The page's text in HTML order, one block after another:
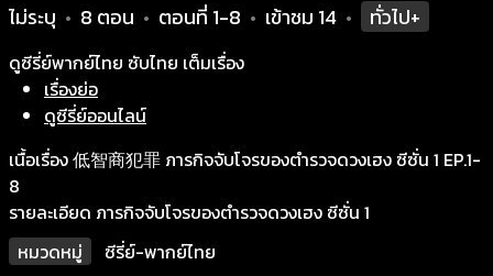
ไม่ระบุ • 8 ตอน • ตอนที่ 1-8 • เข้าชม 14 • ทั่วไป+
ดูซีรี่ย์พากย์ไทย ซับไทย เต็มเรื่อง
เรื่องย่อ
ดูซีรี่ย์ออนไลน์
เนื้อเรื่อง 低智商犯罪 ภารกิจจับโจรของตำรวจดวงเฮง ซีซั่น 1 EP.1-
8
รายละเอียด ภารกิจจับโจรของตำรวจดวงเฮง ซีซั่น 1
หมวดหมู่
ซีรี่ย์-พากย์ไทย